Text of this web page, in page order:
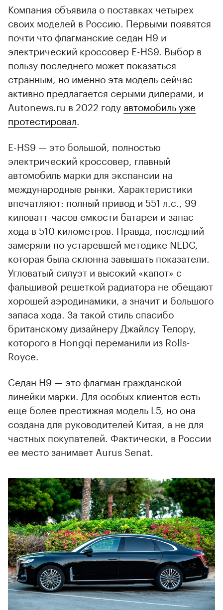
Компания объявила о поставках четырех
своих моделей в Россию. Первыми появятся
почти что флагманские седан H9 и
электрический кроссовер E-HS9. Выбор в
пользу последнего может показаться
странным, но именно эта модель сейчас
активно предлагается серыми дилерами, и
Autonews.ru в 2022 году автомобиль уже
протестировал
E-HS9 — это большой, полностью
электрический кроссовер, главный
автомобиль марки для экспансии на
международные рынки. Характеристики
впечатляют: полный привод и 551 л.с., 99
киловатт-часов емкости батареи и запас
хода в 510 километров. Правда, последний
замеряли по устаревшей методике NEDC,
которая была склонна завышать показатели.
Угловатый силуэт и высокий «капот» с
фальшивой решеткой радиатора не обещают
хорошей аэродинамики, а значит и большого
запаса хода. За такой стиль спасибо
британскому дизайнеру Джайлсу Телору,
которого в Hongqi переманили из Rolls-
Royce.
Седан H9 — это флагман гражданской
линейки марки. Для особых клиентов есть
еще более престижная модель L5, но она
создана для руководителей Китая, а не для
частных покупателей. Фактически, в России
ее место занимает Aurus Senat.